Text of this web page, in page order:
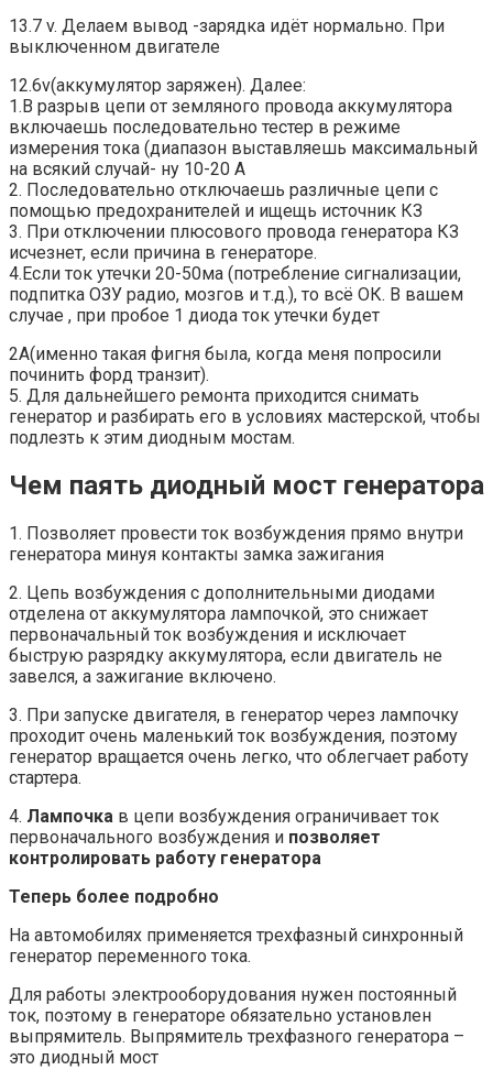
13.7 v. Делаем вывод -зарядка идёт нормально. При
выключенном двигателе
12.6v(аккумулятор заряжен). Далее:
1.В разрыв цепи от земляного провода аккумулятора
включаешь последовательно тестер в режиме
измерения тока (диапазон выставляешь максимальный
на всякий случай- ну 10-20 А
2. Последовательно отключаешь различные цепи с
помощью предохранителей и ищещь источник КЗ
3. При отключении плюсового провода генератора КЗ
исчезнет, если причина в генераторе.
4.Если ток утечки 20-50ма (потребление сигнализации,
подпитка ОЗУ радио, мозгов и т.д.), то всё ОК. В вашем
случае , при пробое 1 диода ток утечки будет
2А(именно такая фигня была, когда меня попросили
починить форд транзит).
5. Для дальнейшего ремонта приходится снимать
генератор и разбирать его в условиях мастерской, чтобы
подлезть к этим диодным мостам.
Чем паять диодный мост генератора
1. Позволяет провести ток возбуждения прямо внутри
генератора минуя контакты замка зажигания
2. Цепь возбуждения с дополнительными диодами
отделена от аккумулятора лампочкой, это снижает
первоначальный ток возбуждения и исключает
быструю разрядку аккумулятора, если двигатель не
завелся, а зажигание включено.
3. При запуске двигателя, в генератор через лампочку
проходит очень маленький ток возбуждения, поэтому
генератор вращается очень легко, что облегчает работу
стартера.
4. Лампочка в цепи возбуждения ограничивает ток
первоначального возбуждения и позволяет
контролировать работу генератора
Теперь более подробно
На автомобилях применяется трехфазный синхронный
генератор переменного тока.
Для работы электрооборудования нужен постоянный
ток, поэтому в генераторе обязательно установлен
выпрямитель. Выпрямитель трехфазного генератора –
это диодный мост